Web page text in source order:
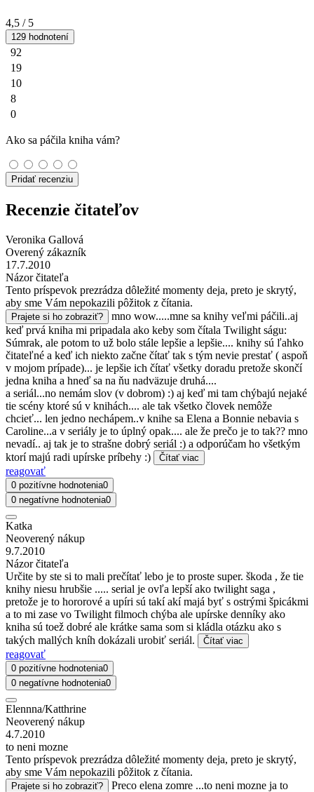
4,5 / 5
129 hodnotení
92
19
10
8
0
Ako sa páčila kniha vám?
Pridať recenziu
Recenzie čitateľov
Veronika Gallová
Overený zákazník
17.7.2010
Názor čitateľa
Tento príspevok prezrádza dôležité momenty deja, preto je skrytý,
aby sme Vám nepokazili pôžitok z čítania.
Prajete si ho zobraziť?
mno wow.....mne sa knihy veľmi páčili..aj
keď prvá kniha mi pripadala ako keby som čítala Twilight ságu:
Súmrak, ale potom to už bolo stále lepšie a lepšie.... knihy sú ľahko
čitateľné a keď ich niekto začne čítať tak s tým nevie prestať ( aspoň
v mojom prípade)... je lepšie ich čítať všetky doradu pretože skončí
jedna kniha a hneď sa na ňu nadväzuje druhá....
a seriál...no nemám slov (v dobrom) :) aj keď mi tam chýbajú nejaké
tie scény ktoré sú v knihách.... ale tak všetko človek nemôže
chcieť... len jedno nechápem..v knihe sa Elena a Bonnie nebavia s
Caroline...a v seriály je to úplný opak.... ale že prečo je to tak?? mno
nevadí.. aj tak je to strašne dobrý seriál :) a odporúčam ho všetkým
ktorí majú radi upírske príbehy :)
Čítať viac
reagovať
0 pozitívne hodnotenia0
0 negatívne hodnotenia0
Katka
Neoverený nákup
9.7.2010
Názor čitateľa
Určite by ste si to mali prečítať lebo je to proste super. škoda , že tie
knihy niesu hrubšie ..... serial je ovľa lepší ako twilight saga ,
pretože je to hororové a upíri sú takí akí majá byť s ostrými špicákmi
a to mi zase vo Twilight filmoch chýba ale upírske denníky ako
kniha sú toež dobré ale krátke sama som si kládla otázku ako s
takých mallých kníh dokázali urobiť seriál.
Čítať viac
reagovať
0 pozitívne hodnotenia0
0 negatívne hodnotenia0
Elennna/Katthrine
Neoverený nákup
4.7.2010
to neni mozne
Tento príspevok prezrádza dôležité momenty deja, preto je skrytý,
aby sme Vám nepokazili pôžitok z čítania.
Prajete si ho zobraziť?
Preco elena zomre ...to neni mozne ja to